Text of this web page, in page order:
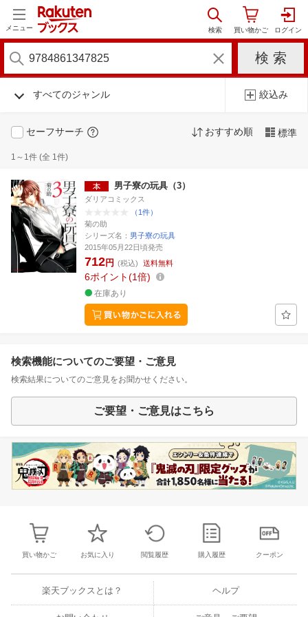
メニュー
すべてのジャンル 絞込み
セーフサーチ おすすめ順 標準
1～1件 (全 1件)
男子寮の玩具（3）
ダリアコミックス
（1件）
菊の助
シリーズ名： 男子寮の玩具
2015年05月22日頃発売
712円 (税込) 送料無料
6ポイント 1倍
在庫あり
検索機能についてのご要望・ご意見
検索結果についてのご意見をお聞かせください。
ご要望・ご意見はこちら
買い物かご お気に入り 閲覧履歴 購入履歴 クーポン
楽天ブックスとは？ ヘルプ